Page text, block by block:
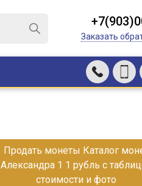
Заказать
Продать монеты Каталог
Александра 1 1 рубль с
стоимости и фото